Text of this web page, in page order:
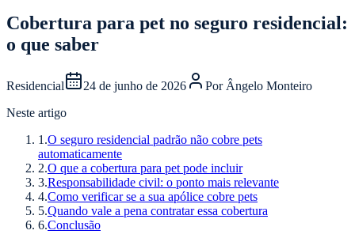
Cobertura para pet no seguro residencial:
o que saber
Residencial 24 de junho de 2026 Por Ângelo Monteiro
Neste artigo
1 .O seguro residencial padrão não cobre pets
automaticamente
2.O que a cobertura para pet pode incluir
3.Responsabilidade civil: o ponto mais relevante
4.Como verificar se a sua apólice cobre pets
5.Quando vale a pena contratar essa cobertura
6.Conclusão